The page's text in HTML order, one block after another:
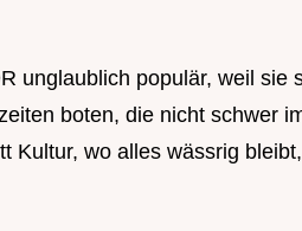
unglaublich populär, weil sie
boten, die nicht schwer
Kultur, wo alles wässrig